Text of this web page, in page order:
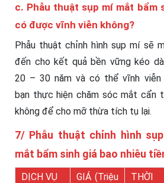
c. Phẫu thuật sụp mí mắt bẩm
có được vĩnh viễn không?
Phẫu thuật chỉnh hình sụp mí sẽ
đến cho kết quả bền vững kéo
20 – 30 năm và có thể vĩnh viễn
bạn thực hiện chăm sóc mắt cẩn
không để cho mỡ thừa tích tụ lại.
7/ Phẫu thuật chỉnh hình
mắt bẩm sinh giá bao nhiêu
DỊCH VỤ
GIÁ (Triệu
THỜI